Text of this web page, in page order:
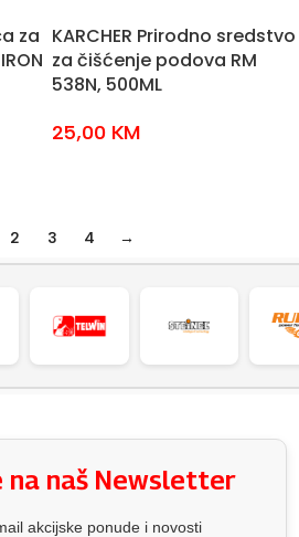
za KARCHER Prirodno sredstvo
za čišćenje podova RM
538N, 500ML
25,00 KM
2 3 4 →
na naš Newsletter
akcijske ponude i novosti